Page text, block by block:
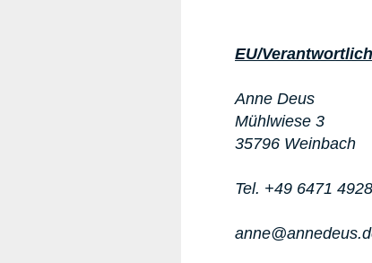
EU/
Anne Deus
Mühlwiese 3
35796 Weinbach
Tel. +49 6471